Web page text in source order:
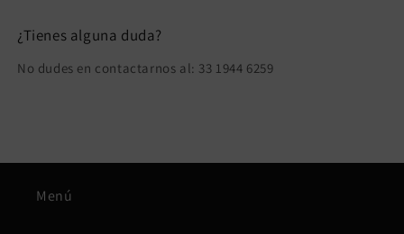
¿Tienes alguna duda?
No dudes en contactarnos al: 33 1944 6259
Menú